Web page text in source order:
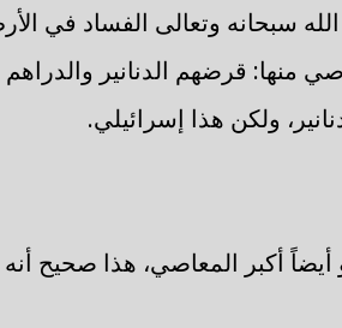
سبحانه وتعالى الفساد في
قرضهم الدنانير والدراهم
ولكن هذا إسرائيلي.
أيضاً أكبر المعاصي، هذا صحيح